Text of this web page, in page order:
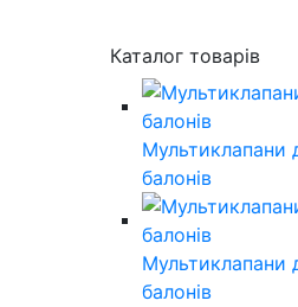
Каталог товарів
Мультиклапани
балонів
Мультиклапани
балонів